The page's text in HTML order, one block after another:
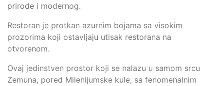
prirode i modernog.
Restoran je protkan azurnim bojama sa visokim
prozorima koji ostavljaju utisak restorana na
otvorenom.
Ovaj jedinstven prostor koji se nalazu u samom srcu
Zemuna, pored Milenijumske kule, sa fenomenalnim